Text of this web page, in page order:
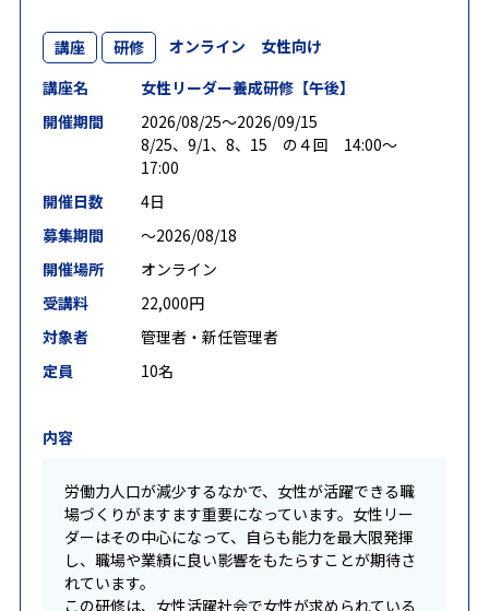
講座 研修
オンライン 女性向け
講座名
女性リーダー養成研修【午後】
開催期間
2026/08/25〜2026/09/15
8/25、9/1、8、15 の４回 14:00～
17:00
開催日数
4日
募集期間
〜2026/08/18
開催場所
オンライン
受講料
22,000円
対象者
管理者・新任管理者
定員
10名
内容
労働力人口が減少するなかで、女性が活躍できる職
場づくりがますます重要になっています。女性リー
ダーはその中心になって、自らも能力を最大限発揮
し、職場や業績に良い影響をもたらすことが期待さ
れています。
この研修は、女性活躍社会で女性が求められている